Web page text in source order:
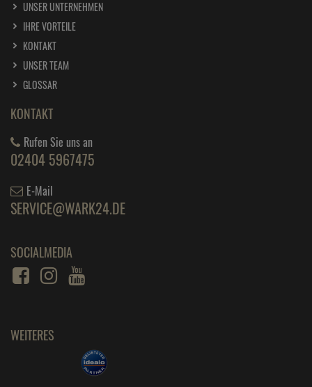
UNSER UNTERNEHMEN
IHRE VORTEILE
KONTAKT
UNSER TEAM
GLOSSAR
KONTAKT
Rufen Sie uns an
02404 5967475
E-Mail
SERVICE@WARK24.DE
SOCIALMEDIA
WEITERES